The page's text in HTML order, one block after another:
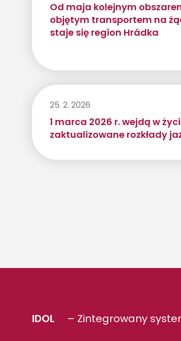
Od maja kolejnym
objętym transportem na
staje się region Hrádka
25. 2. 2026
1 marca 2026 r. wejdą w
zaktualizowane rozkłady
IDOL – Zintegrowany